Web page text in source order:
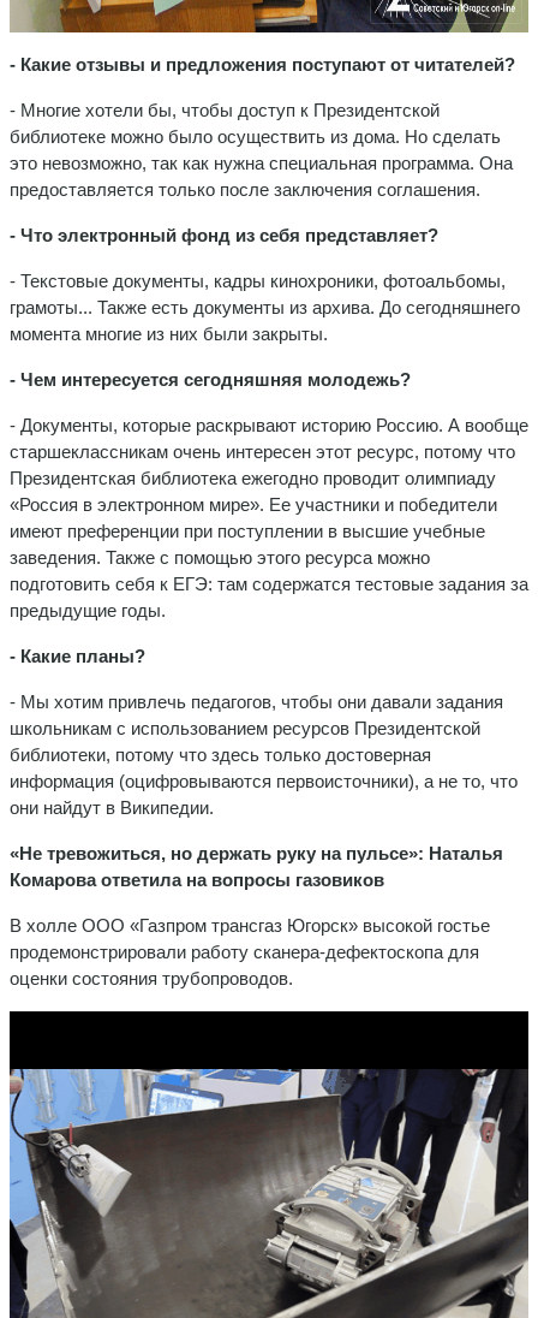
- Какие отзывы и предложения поступают от читателей?
- Многие хотели бы, чтобы доступ к Президентской
библиотеке можно было осуществить из дома. Но сделать
это невозможно, так как нужна специальная программа. Она
предоставляется только после заключения соглашения.
- Что электронный фонд из себя представляет?
- Текстовые документы, кадры кинохроники, фотоальбомы,
грамоты... Также есть документы из архива. До сегодняшнего
момента многие из них были закрыты.
- Чем интересуется сегодняшняя молодежь?
- Документы, которые раскрывают историю Россию. А вообще
старшеклассникам очень интересен этот ресурс, потому что
Президентская библиотека ежегодно проводит олимпиаду
«Россия в электронном мире». Ее участники и победители
имеют преференции при поступлении в высшие учебные
заведения. Также с помощью этого ресурса можно
подготовить себя к ЕГЭ: там содержатся тестовые задания за
предыдущие годы.
- Какие планы?
- Мы хотим привлечь педагогов, чтобы они давали задания
школьникам с использованием ресурсов Президентской
библиотеки, потому что здесь только достоверная
информация (оцифровываются первоисточники), а не то, что
они найдут в Википедии.
«Не тревожиться, но держать руку на пульсе»: Наталья
Комарова ответила на вопросы газовиков
В холле ООО «Газпром трансгаз Югорск» высокой гостье
продемонстрировали работу сканера-дефектоскопа для
оценки состояния трубопроводов.